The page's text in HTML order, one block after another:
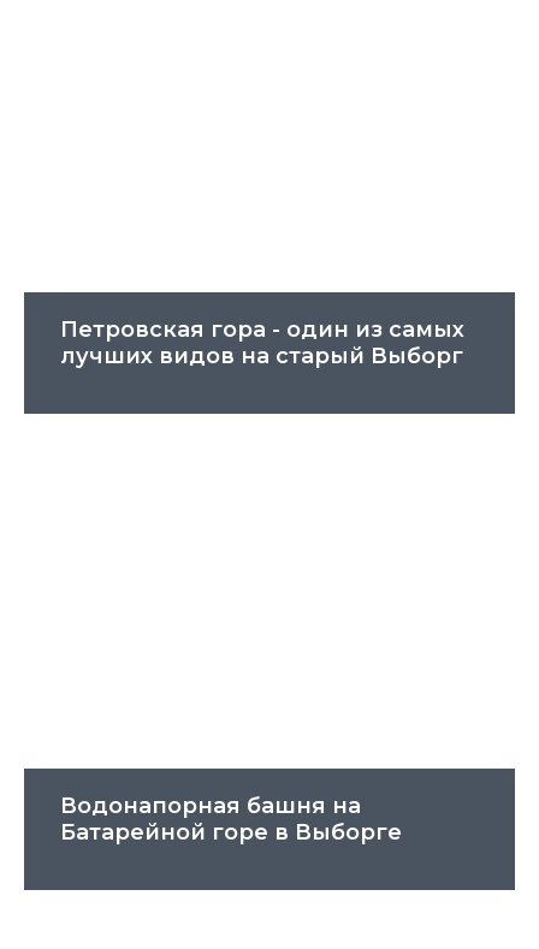
Петровская гора - один из самых
лучших видов на старый Выборг
Водонапорная башня на
Батарейной горе в Выборге